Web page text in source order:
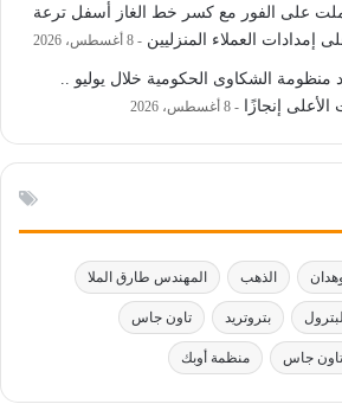
على الفور مع كسر خط الغاز أسفل ترعة
إمدادات العملاء المنزليين
8 أغسطس، 2026
منظومة الشكاوى الحكومية خلال يوليو ..
إنجازًا
8 أغسطس، 2026
الذهب المهندس طارق الملا
بتروتريد تاون جاس
جاس منظمة أوبك